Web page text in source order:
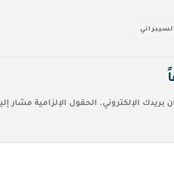
بريدك الإلكتروني. الحقول الإلزامية مشار